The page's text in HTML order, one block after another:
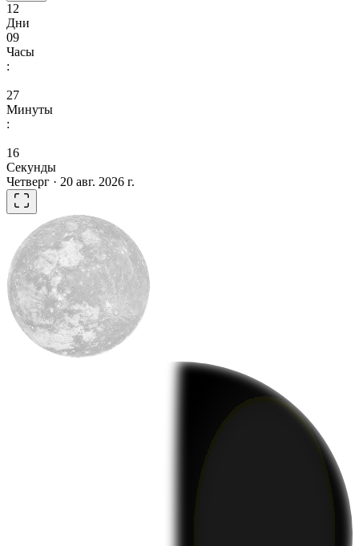
12
Дни
09
Часы
:
27
Минуты
:
16
Секунды
Четверг · 20 авг. 2026 г.